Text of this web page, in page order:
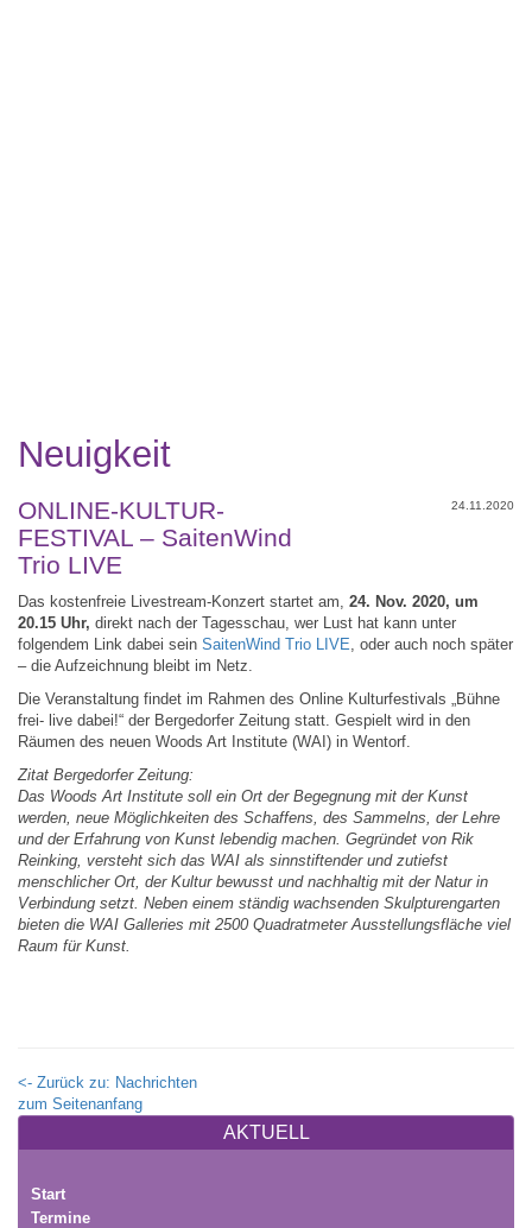
AKTUELL
Start
Termine
Neuigkeit
24.11.2020
ONLINE-KULTUR-
FESTIVAL – SaitenWind
Trio LIVE
Das kostenfreie Livestream-Konzert startet am, 24. Nov. 2020, um
20.15 Uhr, direkt nach der Tagesschau, wer Lust hat kann unter
folgendem Link dabei sein SaitenWind Trio LIVE, oder auch noch später
– die Aufzeichnung bleibt im Netz.
Die Veranstaltung findet im Rahmen des Online Kulturfestivals „Bühne
frei- live dabei!“ der Bergedorfer Zeitung statt. Gespielt wird in den
Räumen des neuen Woods Art Institute (WAI) in Wentorf.
Zitat Bergedorfer Zeitung:
Das Woods Art Institute soll ein Ort der Begegnung mit der Kunst
werden, neue Möglichkeiten des Schaffens, des Sammelns, der Lehre
und der Erfahrung von Kunst lebendig machen. Gegründet von Rik
Reinking, versteht sich das WAI als sinnstiftender und zutiefst
menschlicher Ort, der Kultur bewusst und nachhaltig mit der Natur in
Verbindung setzt. Neben einem ständig wachsenden Skulpturengarten
bieten die WAI Galleries mit 2500 Quadratmeter Ausstellungsfläche viel
Raum für Kunst.
<- Zurück zu: Nachrichten
zum Seitenanfang